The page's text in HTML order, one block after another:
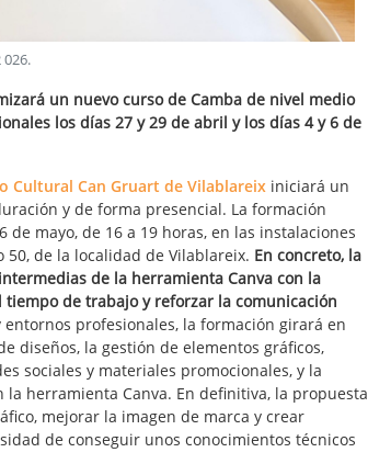
026.
un nuevo curso de Camba de nivel medio
los días 27 y 29 de abril y los días 4 y 6 de
Cultural Can Gruart de Vilablareix iniciará un
y de forma presencial. La formación
mayo, de 16 a 19 horas, en las instalaciones
50, de la localidad de Vilablareix. En concreto, la
de la herramienta Canva con la
de trabajo y reforzar la comunicación
profesionales, la formación girará en
diseños, la gestión de elementos gráficos,
sociales y materiales promocionales, y la
herramienta Canva. En definitiva, la propuesta
mejorar la imagen de marca y crear
de conseguir unos conocimientos técnicos